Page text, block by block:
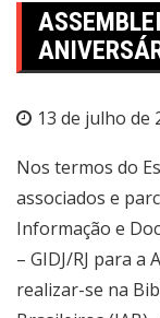
13 de julho de
Nos termos do
associados e
Informação e
– GIDJ/RJ para
realizar-se na